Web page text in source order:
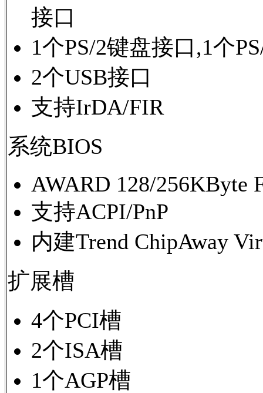
接口
1个PS/2键盘接口,1个
2个USB接口
支持IrDA/FIR
系统BIOS
AWARD 128/256KByte
支持ACPI/PnP
内建Trend ChipAway
扩展槽
4个PCI槽
2个ISA槽
1个AGP槽